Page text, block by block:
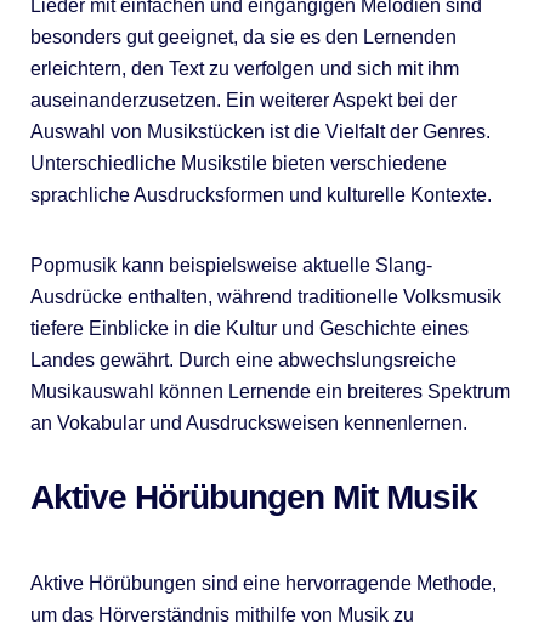
Lieder mit einfachen und eingängigen Melodien sind
besonders gut geeignet, da sie es den Lernenden
erleichtern, den Text zu verfolgen und sich mit ihm
auseinanderzusetzen. Ein weiterer Aspekt bei der
Auswahl von Musikstücken ist die Vielfalt der Genres.
Unterschiedliche Musikstile bieten verschiedene
sprachliche Ausdrucksformen und kulturelle Kontexte.
Popmusik kann beispielsweise aktuelle Slang-
Ausdrücke enthalten, während traditionelle Volksmusik
tiefere Einblicke in die Kultur und Geschichte eines
Landes gewährt. Durch eine abwechslungsreiche
Musikauswahl können Lernende ein breiteres Spektrum
an Vokabular und Ausdrucksweisen kennenlernen.
Aktive Hörübungen Mit Musik
Aktive Hörübungen sind eine hervorragende Methode,
um das Hörverständnis mithilfe von Musik zu